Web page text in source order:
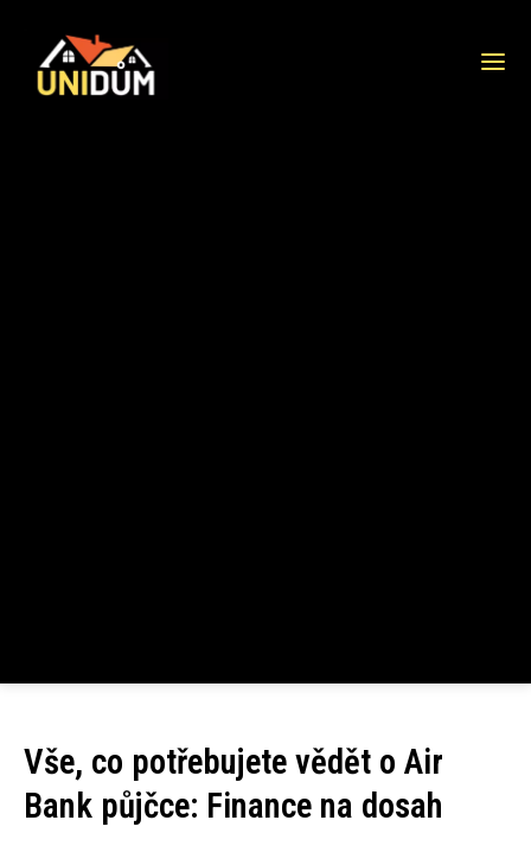
Vše, co potřebujete vědět o Air
Bank půjčce: Finance na dosah